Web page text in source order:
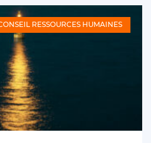
RESSOURCES HUMAINES
votre entreprise ?
le reste.